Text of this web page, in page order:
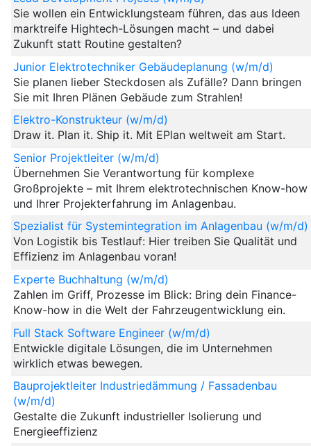
Sie wollen ein Entwicklungsteam führen, das aus Ideen
marktreife Hightech-Lösungen macht – und dabei
Zukunft statt Routine gestalten?
Junior Elektrotechniker Gebäudeplanung (w/m/d)
Sie planen lieber Steckdosen als Zufälle? Dann bringen
Sie mit Ihren Plänen Gebäude zum Strahlen!
Elektro-Konstrukteur (w/m/d)
Draw it. Plan it. Ship it. Mit EPlan weltweit am Start.
Senior Projektleiter (w/m/d)
Übernehmen Sie Verantwortung für komplexe
Großprojekte – mit Ihrem elektrotechnischen Know-how
und Ihrer Projekterfahrung im Anlagenbau.
Spezialist für Systemintegration im Anlagenbau (w/m/d)
Von Logistik bis Testlauf: Hier treiben Sie Qualität und
Effizienz im Anlagenbau voran!
Experte Buchhaltung (w/m/d)
Zahlen im Griff, Prozesse im Blick: Bring dein Finance-
Know-how in die Welt der Fahrzeugentwicklung ein.
Full Stack Software Engineer (w/m/d)
Entwickle digitale Lösungen, die im Unternehmen
wirklich etwas bewegen.
Bauprojektleiter Industriedämmung / Fassadenbau
(w/m/d)
Gestalte die Zukunft industrieller Isolierung und
Energieeffizienz